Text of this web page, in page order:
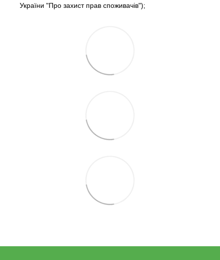
України "Про захист прав споживачів");